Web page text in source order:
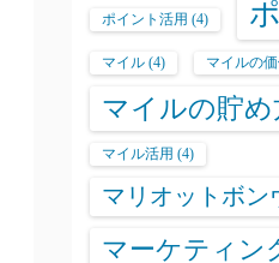
ポイント活用 (4)
マイル (4) マイルの
マイルの貯め
マイル活用 (4)
マリオットボン
マーケティン